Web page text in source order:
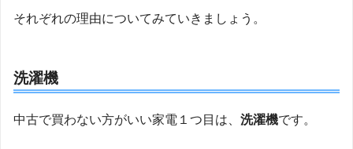
それぞれの理由についてみていきましょう。
洗濯機
中古で買わない方がいい家電１つ目は、 洗濯機です。